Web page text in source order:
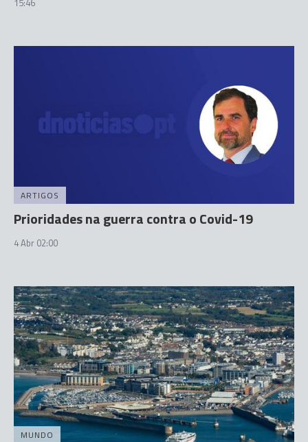
15:46
ARTIGOS
Prioridades na guerra contra o Covid-19
4 Abr 02:00
MUNDO